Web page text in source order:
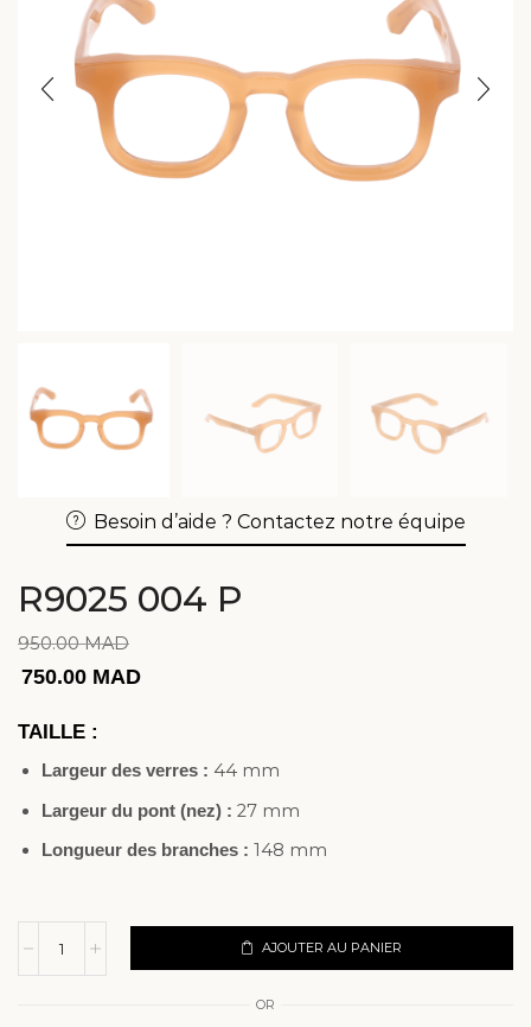
Besoin d’aide ? Contactez notre équipe
R9025 004 P
950.00MAD
750.00 MAD
TAILLE :
Largeur des verres : 44 mm
Largeur du pont (nez) : 27 mm
Longueur des branches : 148 mm
AJOUTER AU PANIER
OR